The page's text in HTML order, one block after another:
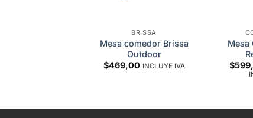
BRISSA
Mesa comedor Brissa
Outdoor
$469,00 INCLUYE IVA
Mesa
$